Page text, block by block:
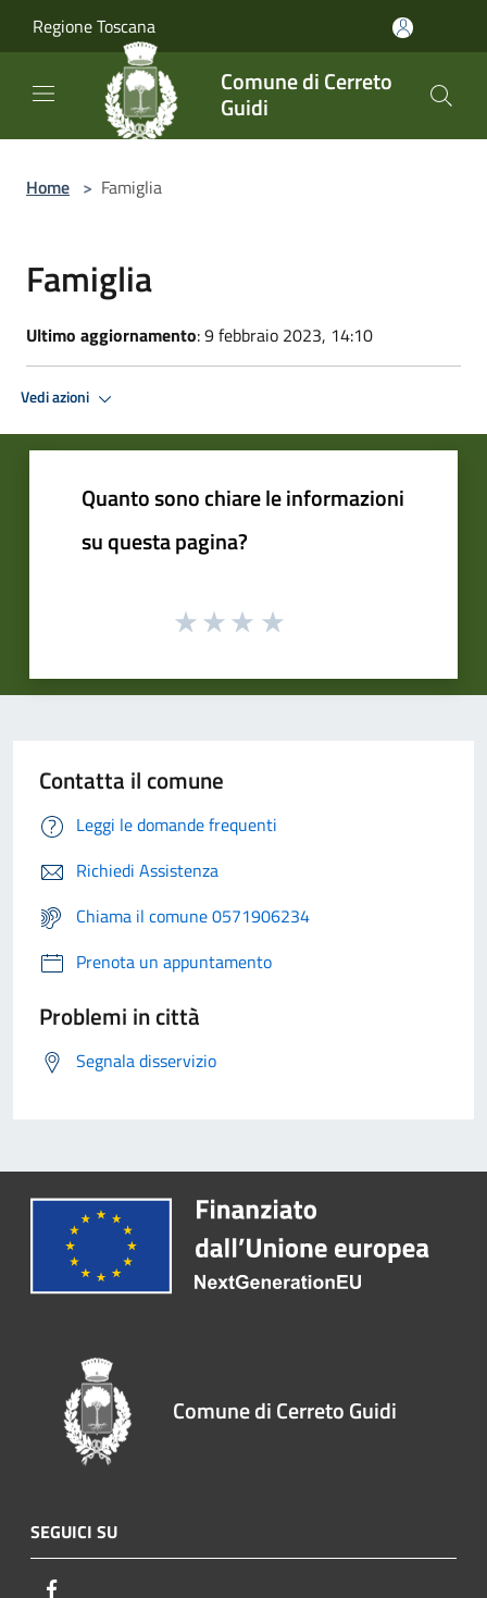
Regione Toscana
Comune di Cerreto
Guidi
Home > Famiglia
Famiglia
Ultimo aggiornamento: 9 febbraio 2023, 14:10
Vedi azioni
Quanto sono chiare le informazioni
su questa pagina?
Contatta il comune
Leggi le domande frequenti
Richiedi Assistenza
Chiama il comune 0571906234
Prenota un appuntamento
Problemi in città
Segnala disservizio
Comune di Cerreto Guidi
SEGUICI SU